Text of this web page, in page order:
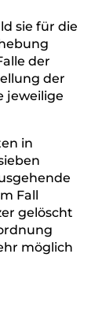
um die
die
und zur
Eine
1 lit. f
der